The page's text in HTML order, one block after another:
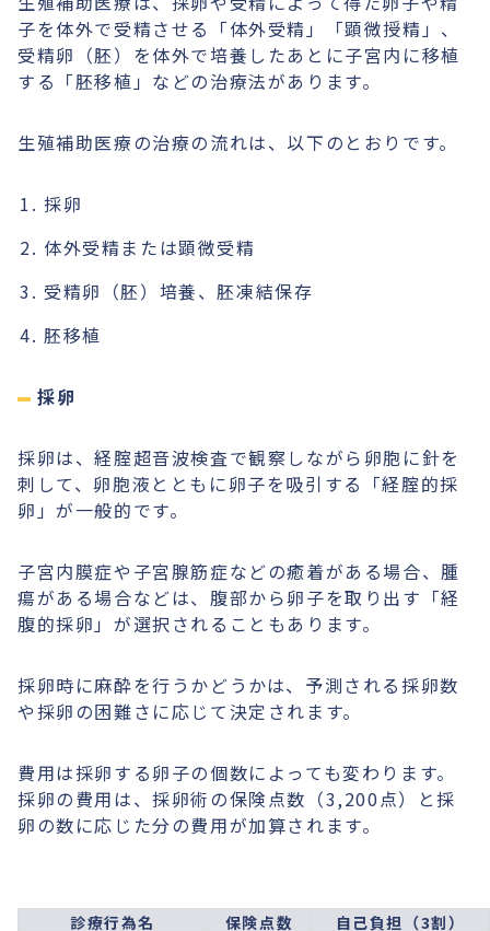
子を体外で受精させる「体外受精」「顕微授精」、
受精卵（胚）を体外で培養したあとに子宮内に移植
する「胚移植」などの治療法があります。
生殖補助医療の治療の流れは、以下のとおりです。
採卵
体外受精または顕微受精
受精卵（胚）培養、胚凍結保存
胚移植
採卵
採卵は、経腟超音波検査で観察しながら卵胞に針を
刺して、卵胞液とともに卵子を吸引する「経腟的採
卵」が一般的です。
子宮内膜症や子宮腺筋症などの癒着がある場合、腫
瘍がある場合などは、腹部から卵子を取り出す「経
腹的採卵」が選択されることもあります。
採卵時に麻酔を行うかどうかは、予測される採卵数
や採卵の困難さに応じて決定されます。
費用は採卵する卵子の個数によっても変わります。
採卵の費用は、採卵術の保険点数（3,200点）と採
卵の数に応じた分の費用が加算されます。
診療行為名 保険点数
自己負担（3割）